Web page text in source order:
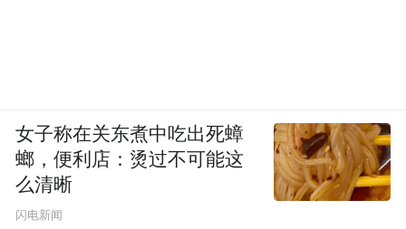
女子称在关东煮中吃出死蟑
螂，便利店：烫过不可能这
么清晰
闪电新闻